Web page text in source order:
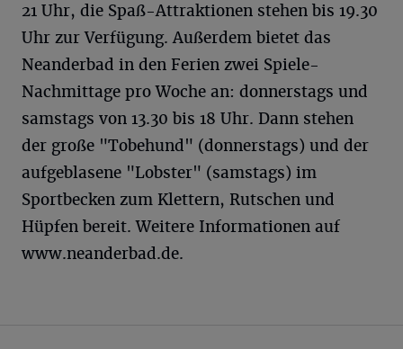
21 Uhr, die Spaß-Attraktionen stehen bis 19.30
Uhr zur Verfügung. Außerdem bietet das
Neanderbad in den Ferien zwei Spiele-
Nachmittage pro Woche an: donnerstags und
samstags von 13.30 bis 18 Uhr. Dann stehen
der große "Tobehund" (donnerstags) und der
aufgeblasene "Lobster" (samstags) im
Sportbecken zum Klettern, Rutschen und
Hüpfen bereit. Weitere Informationen auf
www.neanderbad.de.